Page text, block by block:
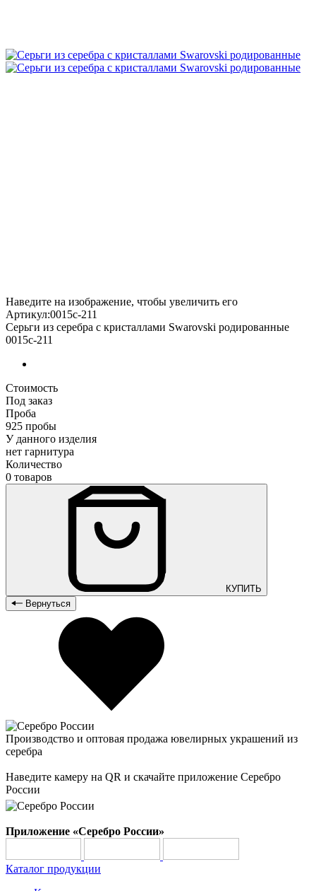
Наведите на изображение, чтобы увеличить его
Артикул:0015с-211
Серьги из серебра с кристаллами Swarovski родированные
0015с-211
Стоимость
Под заказ
Проба
925 пробы
У данного изделия
нет гарнитура
Количество
0 товаров
КУПИТЬ
Вернуться
Производство и оптовая продажа ювелирных украшений из
серебра
Наведите камеру на QR и скачайте приложение Серебро
России
Приложение «Серебро России»
Каталог продукции